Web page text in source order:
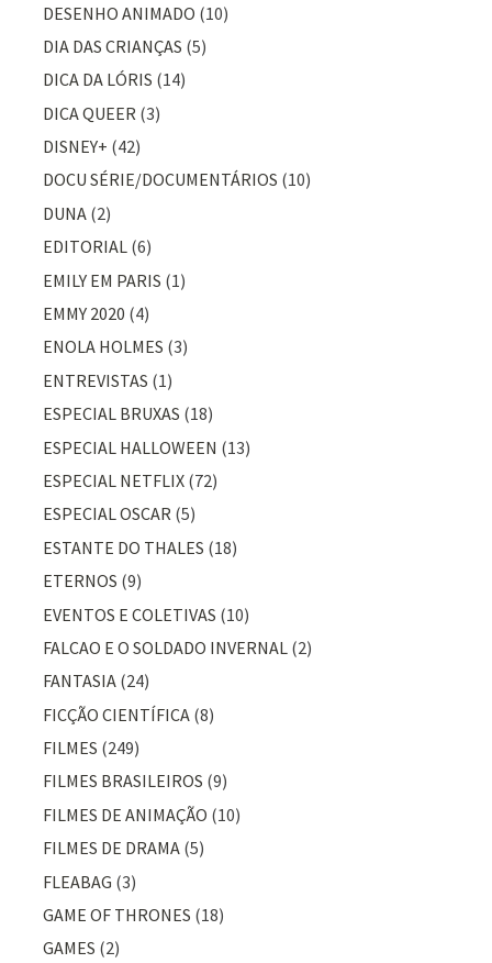
DESENHO ANIMADO (10)
DIA DAS CRIANÇAS (5)
DICA DA LÓRIS (14)
DICA QUEER (3)
DISNEY+ (42)
DOCU SÉRIE/DOCUMENTÁRIOS (10)
DUNA (2)
EDITORIAL (6)
EMILY EM PARIS (1)
EMMY 2020 (4)
ENOLA HOLMES (3)
ENTREVISTAS (1)
ESPECIAL BRUXAS (18)
ESPECIAL HALLOWEEN (13)
ESPECIAL NETFLIX (72)
ESPECIAL OSCAR (5)
ESTANTE DO THALES (18)
ETERNOS (9)
EVENTOS E COLETIVAS (10)
FALCAO E O SOLDADO INVERNAL (2)
FANTASIA (24)
FICÇÃO CIENTÍFICA (8)
FILMES (249)
FILMES BRASILEIROS (9)
FILMES DE ANIMAÇÃO (10)
FILMES DE DRAMA (5)
FLEABAG (3)
GAME OF THRONES (18)
GAMES (2)